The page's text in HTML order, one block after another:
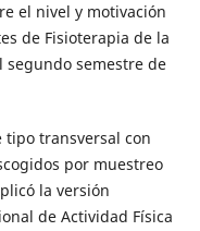
el nivel y motivación
de Fisioterapia de la
segundo semestre de
tipo transversal con
por muestreo
la versión
de Actividad Física